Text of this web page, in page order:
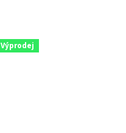
Výprodej